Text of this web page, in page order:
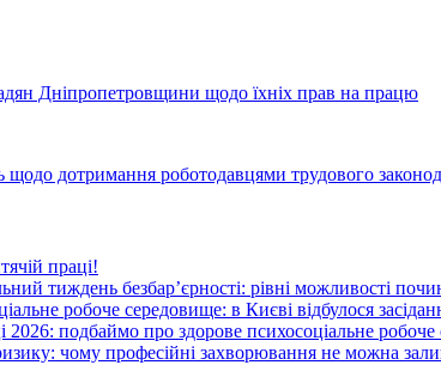
Дніпропетровщини щодо їхніх прав на працю
дотримання роботодавцями трудового
праці!
тиждень безбар’єрності: рівні можливості
робоче середовище: в Києві відбулося
2026: подбаймо про здорове психосоціальне
чому професійні захворювання не можна